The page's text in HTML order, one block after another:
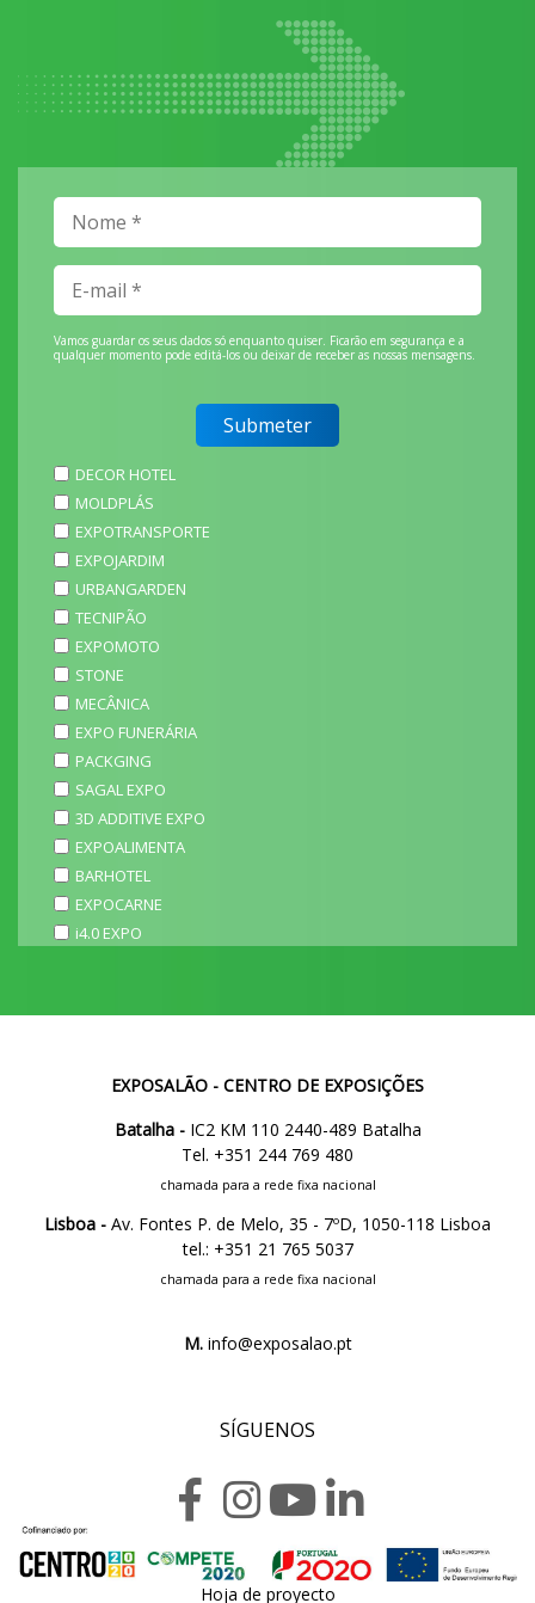
Vamos guardar os seus dados só enquanto quiser. Ficarão em segurança e a
qualquer momento pode editá-los ou deixar de receber as nossas mensagens.
DECOR HOTEL
MOLDPLÁS
EXPOTRANSPORTE
EXPOJARDIM
URBANGARDEN
TECNIPÃO
EXPOMOTO
STONE
MECÂNICA
EXPO FUNERÁRIA
PACKGING
SAGAL EXPO
3D ADDITIVE EXPO
EXPOALIMENTA
BARHOTEL
EXPOCARNE
i4.0 EXPO
EXPOSALÃO - CENTRO DE EXPOSIÇÕES
Batalha -IC2 KM 110 2440-489 Batalha
Tel. +351 244 769 480
chamada para a rede fixa nacional
Lisboa - Av. Fontes P. de Melo, 35 - 7ºD, 1050-118 Lisboa
tel.: +351 21 765 5037
chamada para a rede fixa nacional
M.info@exposalao.pt
SÍGUENOS
Hoja de proyecto